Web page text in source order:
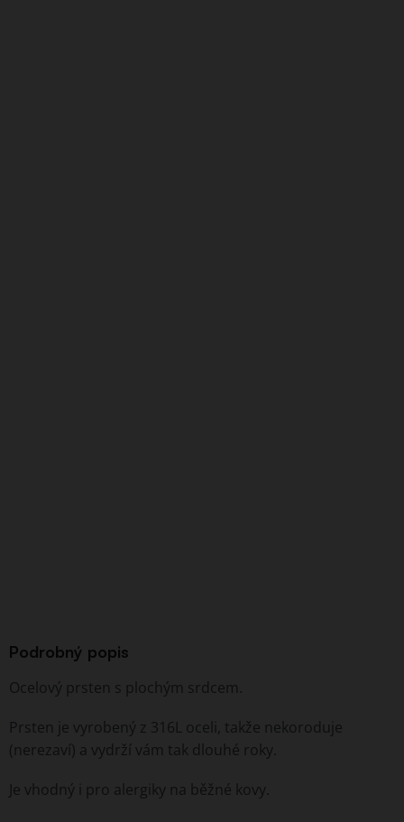
Podrobný popis
Ocelový prsten s plochým srdcem.
Prsten je vyrobený z 316L oceli, takže nekoroduje
(nerezaví) a vydrží vám tak dlouhé roky.
Je vhodný i pro alergiky na běžné kovy.